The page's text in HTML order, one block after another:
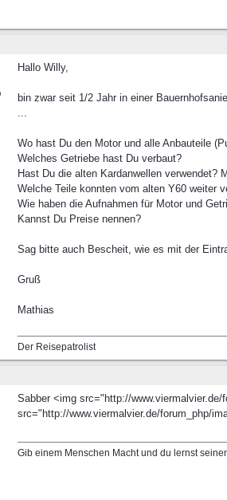
Hallo Willy,
bin zwar seit 1/2 Jahr in einer
...
Wo hast Du den Motor und alle Anbauteile
Welches Getriebe hast Du verbaut?
Hast Du die alten Kardanwellen verwendet?
Welche Teile konnten vom alten Y60 weiter
Wie haben die Aufnahmen für Motor und
Kannst Du Preise nennen?
Sag bitte auch Bescheit, wie es mit der
Gruß
Mathias
Der Reisepatrolist
Sabber <img src="http://
src="http://www.viermalvier.de/forum_php/
Gib einem Menschen Macht und du lernst